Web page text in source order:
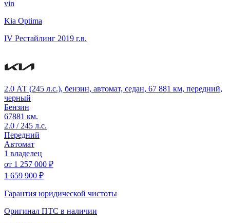
vin
Kia Optima
IV Рестайлинг 2019 г.в.
2.0 АТ (245 л.с.), бензин, автомат, седан, 67 881 км, передний,
черный
Бензин
67881 км.
2.0 / 245 л.с.
Передний
Автомат
1 владелец
от 1 257 000 ₽
1 659 900 ₽
Гарантия юридической чистоты
Оригинал ПТС в наличии